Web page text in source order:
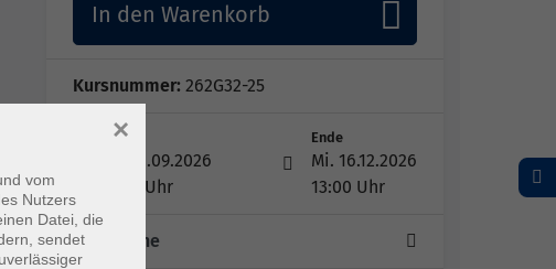
In den Warenkorb
Kursnummer: 262G32-25
Start
Mi. 16.09.2026
11:30 Uhr
Ende
Mi. 16.12.2026
13:00 Uhr
12 Termine
vom
Nutzers
Datei, die
sendet
×